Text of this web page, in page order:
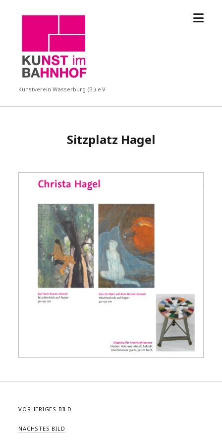
KUBA
Kunstverein Wasserburg (B.) e.V.
Menü
Sitzplatz Hagel
VORHERIGES BILD
NÄCHSTES BILD